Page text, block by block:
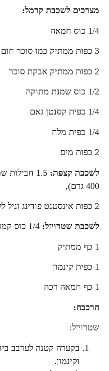
מצרכים לשכבת קרמל:
1/4 כוס חמאה
3 כפות ממתיק כמו סוכר חום
2 כפות ממתיק אבקת סוכר
1/2 כוס שמנת מתוקה
1/4 כפית קסנטן גאם
1/4 כפית מלח
2 כפות מים
לשכבת קצפת:
1.5
400 גרם),
2 כפות אינסטנט פודינג וניל ללא תוספת סוכר
לשכבת שטרויזל: 1/4 כוס קמח שקדים
1 כף ממתיק
1 כפית קינמון
1 כף חמאה רכה
הרכבה:
שטרויזל:
בקערה קטנה לערבב
וקינמון.